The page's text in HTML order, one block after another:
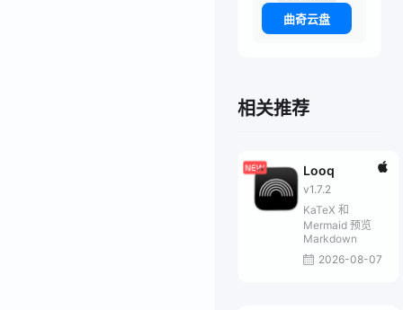
曲奇云盘
相关推荐
Looq
v1.7.2
KaTeX 和
Mermaid 预览
Markdown
2026-08-07